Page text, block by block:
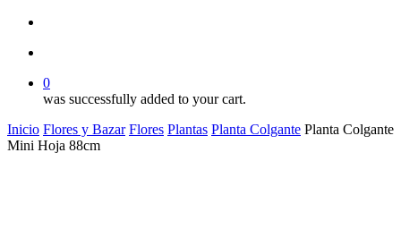
0
was successfully added to your cart.
Inicio Flores y Bazar Flores Plantas Planta Colgante Planta Colgante
Mini Hoja 88cm